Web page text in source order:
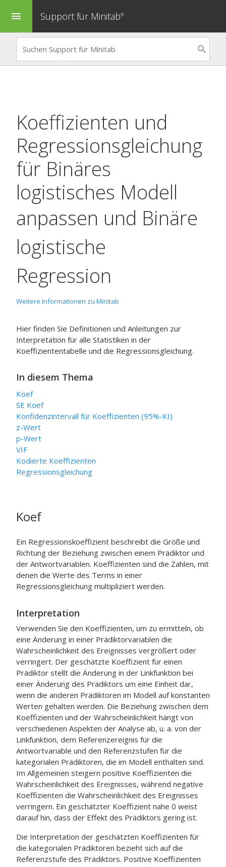
menu Support für Minitab®
Koeffizienten und
Regressionsgleichung
für Binäres
logistisches Modell
anpassen und Binäre
logistische
Regression
Weitere Informationen zu Minitab
Hier finden Sie Definitionen und Anleitungen zur
Interpretation für alle Statistiken in der
Koeffiziententabelle und die Regressionsgleichung.
In diesem Thema
Koef
SE Koef
Konfidenzintervall für Koeffizienten (95%-KI)
z-Wert
p-Wert
VIF
Kodierte Koeffizienten
Regressionsgleichung
Koef
Ein Regressionskoeffizient beschreibt die Größe und
Richtung der Beziehung zwischen einem Prädiktor und
der Antwortvariablen. Koeffizienten sind die Zahlen, mit
denen die Werte des Terms in einer
Regressionsgleichung multipliziert werden.
Interpretation
Verwenden Sie den Koeffizienten, um zu ermitteln, ob
eine Änderung in einer Prädiktorvariablen die
Wahrscheinlichkeit des Ereignisses vergrößert oder
verringert. Der geschätzte Koeffizient für einen
Prädiktor stellt die Änderung in der Linkfunktion bei
einer Änderung des Prädiktors um eine Einheit dar,
wenn die anderen Prädiktoren im Modell auf konstanten
Werten gehalten werden. Die Beziehung zwischen dem
Koeffizienten und der Wahrscheinlichkeit hängt von
verschiedenen Aspekten der Analyse ab, u. a. von der
Linkfunktion, dem Referenzereignis für die
Antwortvariable und den Referenzstufen für die
kategorialen Prädiktoren, die im Modell enthalten sind.
Im Allgemeinen steigern positive Koeffizienten die
Wahrscheinlichkeit des Ereignisses, während negative
Koeffizienten die Wahrscheinlichkeit des Ereignisses
verringern. Ein geschätzter Koeffizient nahe 0 weist
darauf hin, dass der Effekt des Prädiktors gering ist.
Die Interpretation der geschätzten Koeffizienten für
die kategorialen Prädiktoren bezieht sich auf die
Referenzstufe des Prädiktors. Positive Koeffizienten